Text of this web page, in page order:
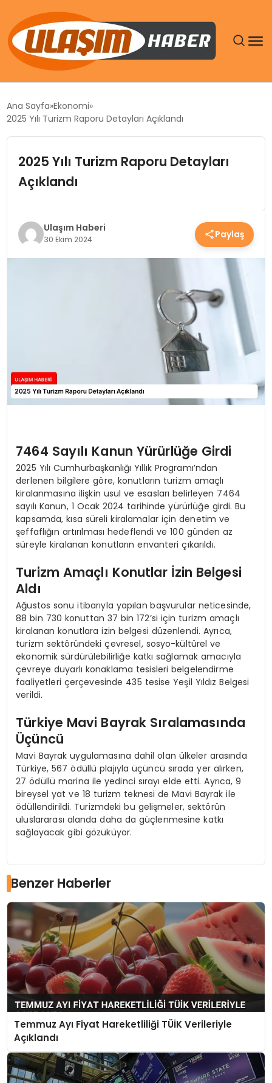
DÜNYA
EKONOMI
SPOR
TEKNOLOJI
Ana Sayfa Ekonomi
2025 Yılı Turizm Raporu Detayları Açıklandı
2025 Yılı Turizm Raporu Detayları
Açıklandı
Ulaşım Haberi
30 Ekim 2024 Paylaş
7464 Sayılı Kanun Yürürlüğe Girdi
2025 Yılı Cumhurbaşkanlığı Yıllık Programı’ndan
derlenen bilgilere göre, konutların turizm amaçlı
kiralanmasına ilişkin usul ve esasları belirleyen 7464
sayılı Kanun, 1 Ocak 2024 tarihinde yürürlüğe girdi. Bu
kapsamda, kısa süreli kiralamalar için denetim ve
şeffaflığın artırılması hedeflendi ve 100 günden az
süreyle kiralanan konutların envanteri çıkarıldı.
Turizm Amaçlı Konutlar İzin Belgesi
Aldı
Ağustos sonu itibarıyla yapılan başvurular neticesinde,
88 bin 730 konuttan 37 bin 172’si için turizm amaçlı
kiralanan konutlara izin belgesi düzenlendi. Ayrıca,
turizm sektöründeki çevresel, sosyo-kültürel ve
ekonomik sürdürülebilirliğe katkı sağlamak amacıyla
çevreye duyarlı konaklama tesisleri belgelendirme
faaliyetleri çerçevesinde 435 tesise Yeşil Yıldız Belgesi
verildi.
Türkiye Mavi Bayrak Sıralamasında
Üçüncü
Mavi Bayrak uygulamasına dahil olan ülkeler arasında
Türkiye, 567 ödüllü plajıyla üçüncü sırada yer alırken,
27 ödüllü marina ile yedinci sırayı elde etti. Ayrıca, 9
bireysel yat ve 18 turizm teknesi de Mavi Bayrak ile
ödüllendirildi. Turizmdeki bu gelişmeler, sektörün
uluslararası alanda daha da güçlenmesine katkı
sağlayacak gibi gözüküyor.
Benzer Haberler
Temmuz Ayı Fiyat Hareketliliği TÜİK Verileriyle
Açıklandı